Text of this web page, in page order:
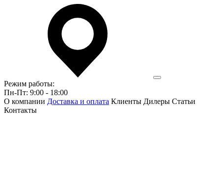
Режим работы:
Пн-Пт: 9:00 - 18:00
О компании Доставка и оплата Клиенты Дилеры Статьи
Контакты